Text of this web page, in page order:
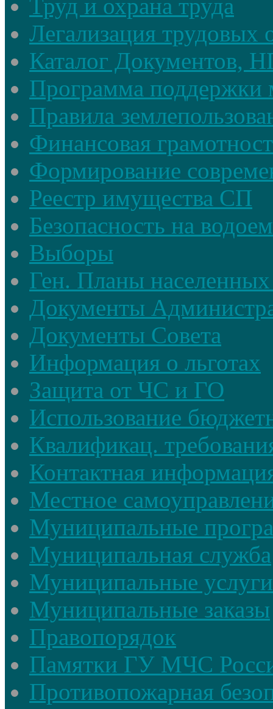
Труд и охрана труда
Легализация трудовых
Каталог Документов,
Программа поддержки
Правила
Финансовая
Формирование
Реестр имущества СП
Безопасность на
Выборы
Ген. Планы
Документы
Документы Совета
Информация о льготах
Защита от ЧС и ГО
Использование
Квалификац.
Контактная
Местное
Муниципальные
Муниципальная служба
Муниципальные услуги
Муниципальные заказы
Правопорядок
Памятки ГУ МЧС
Противопожарная